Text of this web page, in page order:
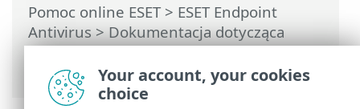
Pomoc online ESET> ESET Endpoint
Antivirus>Dokumentacja dotycząca
punktów końcowych zarządzanych
zdalnie
Your account, your cookies
choice